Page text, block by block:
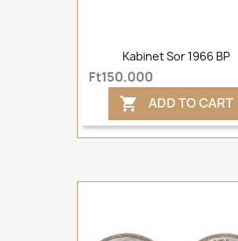
Kabinet Sor 1966 BP
Ft150,000
 ADD TO CART